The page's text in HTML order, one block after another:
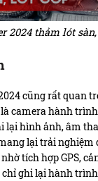
2024 thảm lót
cũng rất quan
camera hành
lại hình ảnh, âm
lại trải nghiệm
tích hợp GPS,
ghi lại hành